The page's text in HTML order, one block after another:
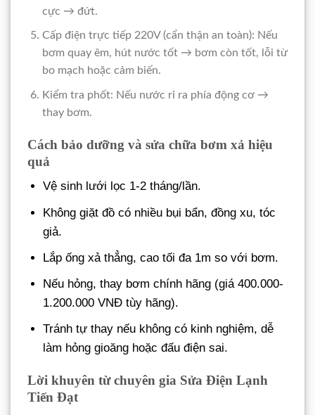
cực → đứt.
Cấp điện trực tiếp 220V (cẩn thận an toàn): Nếu
bơm quay êm, hút nước tốt → bơm còn tốt, lỗi từ
bo mạch hoặc cảm biến.
Kiểm tra phốt: Nếu nước rỉ ra phía động cơ →
thay bơm.
Cách bảo dưỡng và sửa chữa bơm xả hiệu
quả
Vệ sinh lưới lọc 1-2 tháng/lần.
Không giặt đồ có nhiều bụi bẩn, đồng xu, tóc
giả.
Lắp ống xả thẳng, cao tối đa 1m so với bơm.
Nếu hỏng, thay bơm chính hãng (giá 400.000-
1.200.000 VNĐ tùy hãng).
Tránh tự thay nếu không có kinh nghiệm, dễ
làm hỏng gioăng hoặc đấu điện sai.
Lời khuyên từ chuyên gia Sửa Điện Lạnh
Tiến Đạt